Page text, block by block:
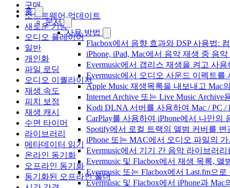
홈
문서
사용 방법
Flacbox에서 음향 효과와 DSP 사용법:
iPhone, iPad, Mac에서 음악 재생 중 음
Evermusic에서 갭리스 재생을 켜고 사
Evermusic에서 오디오 사운드 이펙트
Apple Music 재생목록을 내보내고 Mac
Internet Archive 또는 Live Music
Kodi DLNA 서버를 사용하여 Mac / PC
CarPlay를 사용하여 iPhone에서 나만의
Spotify에서 로컬 트랙의 앨범 커버를
iPhone 또는 MAC에서 오디오 파일의
Evermusic에서 기기 간 음악 라이브러
Evermusic 및 Flacbox에서 재생 목록,
Evermusic 또는 Flacbox에서 Last.fm으
Evermusic 및 Flacbox에서 iPhone과
구매
소프트웨어 업데이트
새로운 기능
오디오 플레이어
일반
개인화
파일 로딩
오디오 이퀄라이저
재생 속도
피치 보정
재생 캐시
수면 타이머
라이브러리
메타데이터 읽기
온라인 동기화
오프라인 동기화
동기화된 오프라인 폴더